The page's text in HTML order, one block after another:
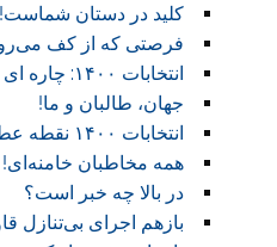
کلید در دستان شماست!‏
فرصتی که از کف
انتخابات ۱۴۰۰: چاره ای از سر ناچاری!
جهان، طالبان و ما!
انتخابات ۱۴۰۰ نقطه عطف!‏
همه مخاطبان خامنه‌ای!
در بالا چه خبر است؟‎ ‎
بازهم اجرای بی‌تنازل